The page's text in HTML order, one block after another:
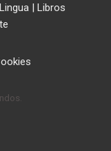
Lingua| Libros